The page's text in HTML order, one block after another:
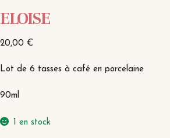
ELOISE
20,00 €
Lot de 6 tasses à café en porcelaine
90ml
1 en stock